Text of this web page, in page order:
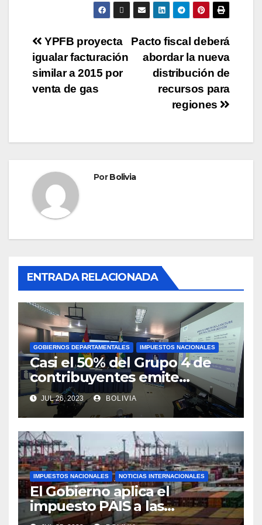
Pacto fiscal deberá
abordar la nueva
distribución de
recursos para
regiones
YPFB proyecta
igualar facturación
similar a 2015 por
venta de gas
PorBolivia
ENTRADA RELACIONADA
GOBIERNOS DEPARTAMENTALES IMPUESTOS NACIONALES
Casi el 50% del Grupo 4 de
contribuyentes emite
facturas en línea antes del
plazo fijado
JUL 26, 2023 BOLIVIA
IMPUESTOS NACIONALES NOTICIAS INTERNACIONALES
El Gobierno aplica el
impuesto PAIS a las
importaciones de algunos